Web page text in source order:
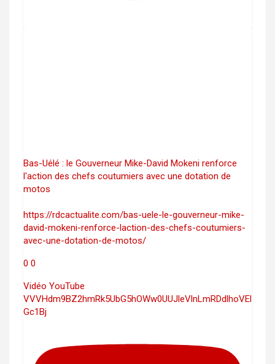
Bas-Uélé : le Gouverneur Mike-David Mokeni renforce
l'action des chefs coutumiers avec une dotation de
motos
https://rdcactualite.com/bas-uele-le-gouverneur-mike-
david-mokeni-renforce-laction-des-chefs-coutumiers-
avec-une-dotation-de-motos/
0 0
Vidéo YouTube
VVVHdm9BZ2hmRk5UbG5hOWw0UUJleVlnLmRDdlhoVEl
Gc1Bj